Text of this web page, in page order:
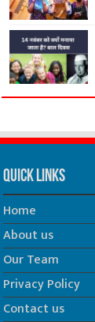
Quick Links
Home
About us
Our Team
Privacy Policy
Contact us